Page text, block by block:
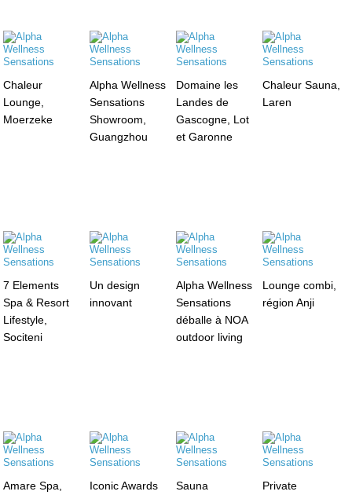
Chaleur
Lounge,
Moerzeke
Alpha Wellness
Sensations
Showroom,
Guangzhou
Domaine les
Landes de
Gascogne, Lot
et Garonne
Chaleur Sauna,
Laren
7 Elements
Spa & Resort
Lifestyle,
Sociteni
Un design
innovant
Alpha Wellness
Sensations
déballe à NOA
outdoor living
Lounge combi,
région Anji
Amare Spa,
Iconic Awards
Sauna
Private